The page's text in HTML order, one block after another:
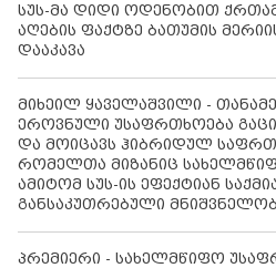
სუს-მა დიდი ოდენობით
აღების ფაქტზე ბათუმის
დააკავა
მიხეილ ყაველაშვილი -
ეროვნული უსაფრთხოება
და მოიცავს ჰიბრიდულ
რომელთა მიზანიც
ამიტომ სუს-ის ეფექტიან
განსაკუთრებული
პრემიერი - სახელმწიფო